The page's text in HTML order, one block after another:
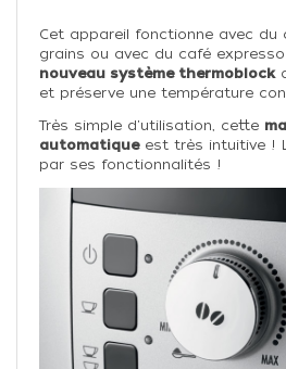
Cet appareil fonctionne avec du
grains ou avec du café
nouveau système thermoblock
et préserve une température
Très simple d'utilisation, cette
automatiqueest très intuitive !
par ses fonctionnalités !